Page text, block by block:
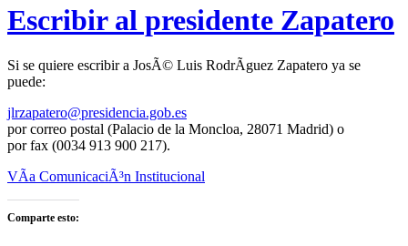
Escribir al presidente Zapatero
Si se quiere escribir a JosÃ© Luis RodrÃ­guez Zapatero ya se
puede:
jlrzapatero@presidencia.gob.es
por correo postal (Palacio de la Moncloa, 28071 Madrid) o
por fax (0034 913 900 217).
VÃ­a ComunicaciÃ³n Institucional
Comparte esto: